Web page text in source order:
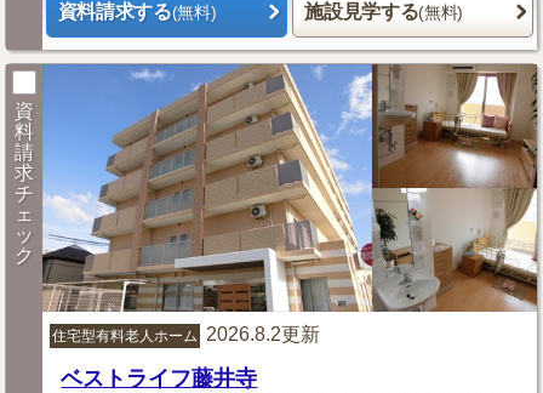
資料請求する(無料) 施設見学する(無料)
資
料
請
求
チ
ェ
ッ
ク
住宅型有料老人ホーム 2026.8.2更新
ベストライフ藤井寺